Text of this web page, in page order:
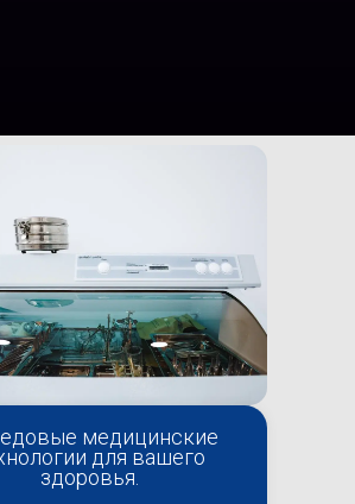
медицинские
для вашего
здоровья.